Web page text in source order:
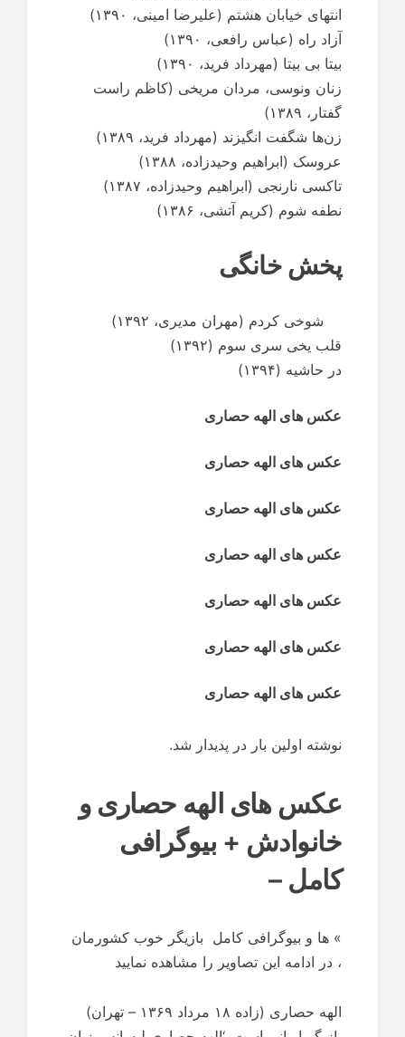
انتهای خیابان هشتم (علیرضا امینی، ۱۳۹۰)
آزاد راه (عباس رافعی، ۱۳۹۰)
بیتا بی بیتا (مهرداد فرید، ۱۳۹۰)
زنان ونوسی، مردان مریخی (کاظم راست
گفتار، ۱۳۸۹)
زن‌ها شگفت انگیزند (مهرداد فرید، ۱۳۸۹)
عروسک (ابراهیم وحیدزاده، ۱۳۸۸)
تاکسی نارنجی (ابراهیم وحیدزاده، ۱۳۸۷)
نطفه شوم (کریم آتشی، ۱۳۸۶)
پخش خانگی
شوخی کردم (مهران مدیری، ۱۳۹۲)
قلب یخی سری سوم (۱۳۹۲)
در حاشیه (۱۳۹۴)
عکس های الهه حصاری
عکس های الهه حصاری
عکس های الهه حصاری
عکس های الهه حصاری
عکس های الهه حصاری
عکس های الهه حصاری
عکس های الهه حصاری
نوشته اولین بار در پدیدار شد.
عکس های الهه حصاری و
خانوادش + بیوگرافی
کامل –
» ها و بیوگرافی کامل بازیگر خوب کشورمان
، در ادامه این تصاویر را مشاهده نمایید
الهه حصاری (زاده ۱۸ مرداد ۱۳۶۹ – تهران)